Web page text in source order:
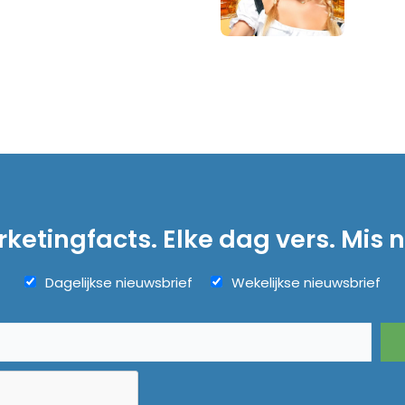
Elke dag vers. Mis
Dagelijkse nieuwsbrief Wekelijkse nieuwsbrief